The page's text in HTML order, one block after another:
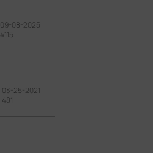
09-08-2025
4115
03-25-2021
481